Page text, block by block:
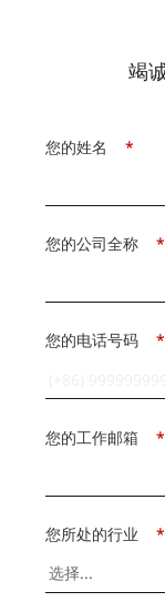
竭
*
您的姓名
*
您的公司全称
*
您的电话号码
*
您的工作邮箱
*
您所处的行业